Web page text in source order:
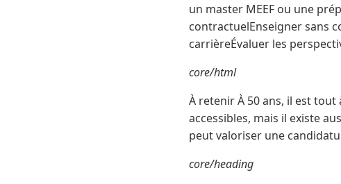
un master MEEF ou une
contractuelEnseigner sans
carrièreÉvaluer les
core/html
À retenir À 50 ans, il est
accessibles, mais il existe
peut valoriser une
core/heading